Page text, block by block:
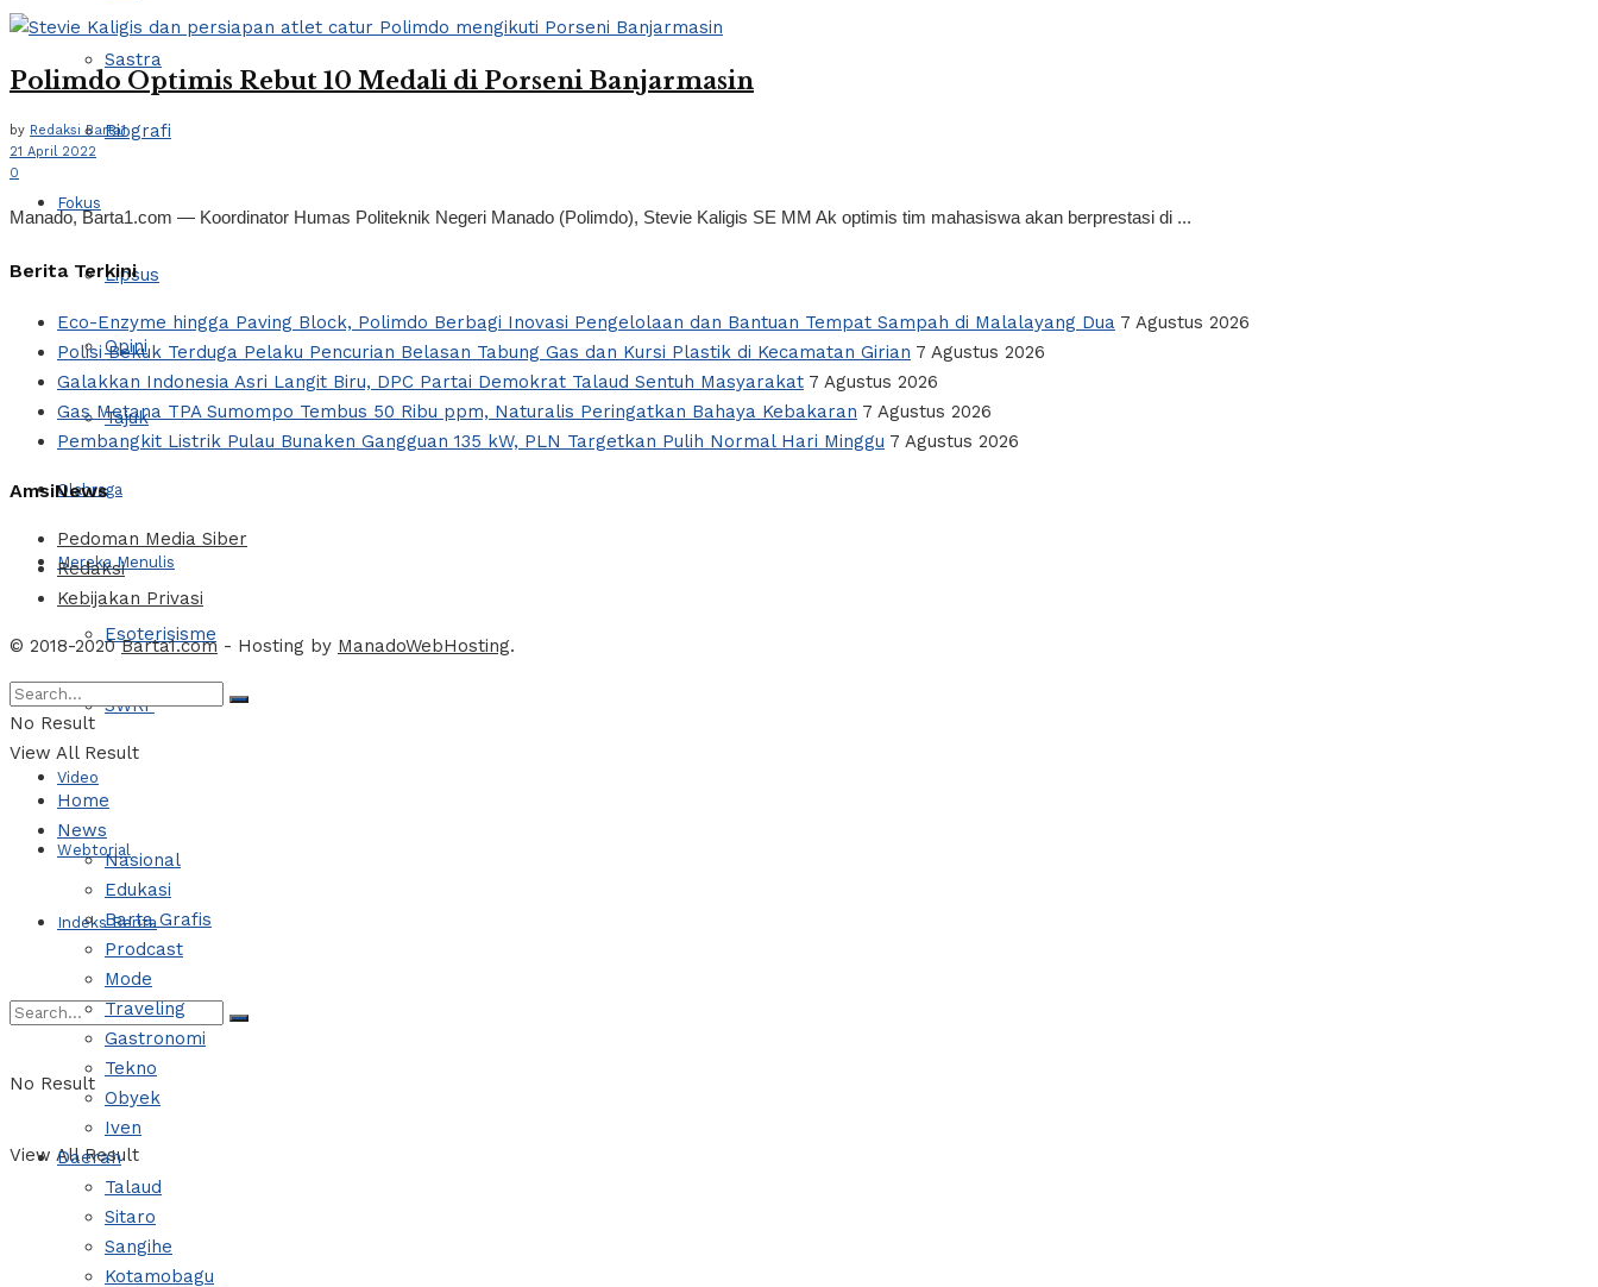
Sastra
Biografi
Fokus
Lipsus
Opini
Tajuk
Olahraga
Mereka Menulis
Esoterisisme
SWRF
Video
Webtorial
Indeks Berita
No Result
View All Result
Polimdo Optimis Rebut 10 Medali di Porseni Banjarmasin
by Redaksi Barta1
21 April 2022
0
Manado, Barta1.com — Koordinator Humas Politeknik Negeri Manado (Polimdo), Stevie Kaligis SE MM Ak optimis tim mahasiswa akan berprestasi di ...
Berita Terkini
Eco-Enzyme hingga Paving Block, Polimdo Berbagi Inovasi Pengelolaan dan Bantuan Tempat Sampah di Malalayang Dua 7 Agustus 2026
Polisi Bekuk Terduga Pelaku Pencurian Belasan Tabung Gas dan Kursi Plastik di Kecamatan Girian 7 Agustus 2026
Galakkan Indonesia Asri Langit Biru, DPC Partai Demokrat Talaud Sentuh Masyarakat 7 Agustus 2026
Gas Metana TPA Sumompo Tembus 50 Ribu ppm, Naturalis Peringatkan Bahaya Kebakaran 7 Agustus 2026
Pembangkit Listrik Pulau Bunaken Gangguan 135 kW, PLN Targetkan Pulih Normal Hari Minggu 7 Agustus 2026
AmsiNews
Pedoman Media Siber
Redaksi
Kebijakan Privasi
© 2018-2020Barta1.com - Hosting by ManadoWebHosting.
No Result
View All Result
Home
News
Nasional
Edukasi
Barta Grafis
Prodcast
Mode
Traveling
Gastronomi
Tekno
Obyek
Iven
Daerah
Talaud
Sitaro
Sangihe
Kotamobagu